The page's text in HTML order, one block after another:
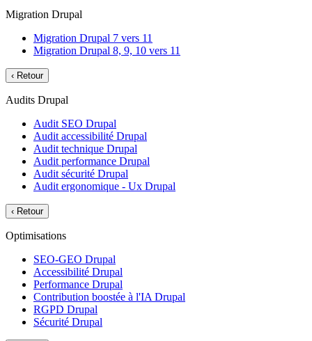
Migration Drupal
Migration Drupal 7 vers 11
Migration Drupal 8, 9, 10 vers 11
‹ Retour
Audits Drupal
Audit SEO Drupal
Audit accessibilité Drupal
Audit technique Drupal
Audit performance Drupal
Audit sécurité Drupal
Audit ergonomique - Ux Drupal
‹ Retour
Optimisations
SEO-GEO Drupal
Accessibilité Drupal
Performance Drupal
Contribution boostée à l'IA Drupal
RGPD Drupal
Sécurité Drupal